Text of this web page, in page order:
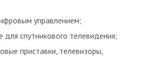
управлением;
для спутникового телевидения;
приставки, телевизоры,